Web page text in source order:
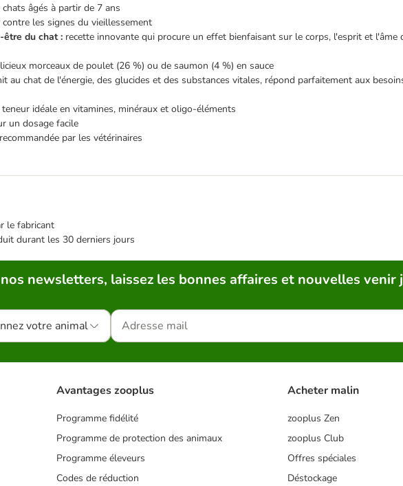
âgés à partir de 7 ans
les signes du vieillessement
du chat : recette innovante qui procure un effet bienfaisant sur le corps, l'esprit et l'âme
morceaux de poulet (26 %) ou de saumon (4 %) en sauce
au chat de l'énergie, des glucides et des substances vitales, répond parfaitement aux
teneur idéale en vitamines, minéraux et oligo-éléments
un dosage facile
par les vétérinaires
le fabricant
durant les 30 derniers jours
nos newsletters, laissez les bonnes affaires et nouvelles venir
votre animal
Avantages zooplus
Programme fidélité
Programme de protection des animaux
Programme éleveurs
Codes de réduction
Acheter malin
zooplus Zen
zooplus Club
Offres spéciales
Déstockage